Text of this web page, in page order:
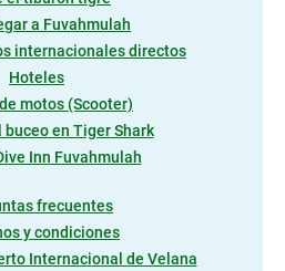
a Fuvahmulah
internacionales directos
Hoteles
motos (Scooter)
en Tiger Shark
Inn Fuvahmulah
frecuentes
y condiciones
Internacional de Velana